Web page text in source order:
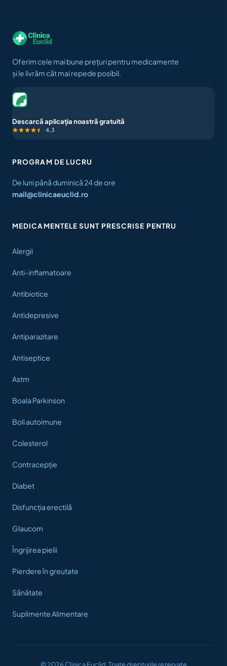
Oferim cele mai bune prețuri pentru medicamente
și le livrăm cât mai repede posibil.
Descarcă aplicația noastră gratuită
4,3
PROGRAM DE LUCRU
De luni până duminică 24 de ore
mail@clinicaeuclid.ro
MEDICAMENTELE SUNT PRESCRISE PENTRU
Alergii
Anti-inflamatoare
Antibiotice
Antidepresive
Antiparazitare
Antiseptice
Astm
Boala Parkinson
Boli autoimune
Colesterol
Contracepție
Diabet
Disfuncția erectilă
Glaucom
Îngrijirea pielii
Pierdere în greutate
Sănătate
Suplimente Alimentare